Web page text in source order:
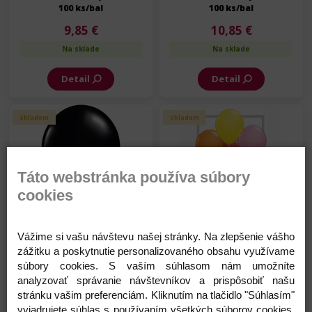
100 ks/bal
9,85 €
Na sklade
Detail
100 ks/bal
10,85 €
Na sklade
Detail
Skladom
100 ks/bal
10,85 €
Na sklade
Detail
Skladom
Assortment - 13 cm - mix -
100 ks/bal
9,85 €
Na sklade
Detail
Táto webstránka používa súbory
cookies
Vážime si vašu návštevu našej stránky. Na zlepšenie vášho
zážitku a poskytnutie personalizovaného obsahu využívame
súbory cookies. S vaším súhlasom nám umožníte
analyzovať správanie návštevníkov a prispôsobiť našu
stránku vašim preferenciám. Kliknutím na tlačidlo "Súhlasím"
vyjadrujete súhlas s používaním všetkých súborov cookies.